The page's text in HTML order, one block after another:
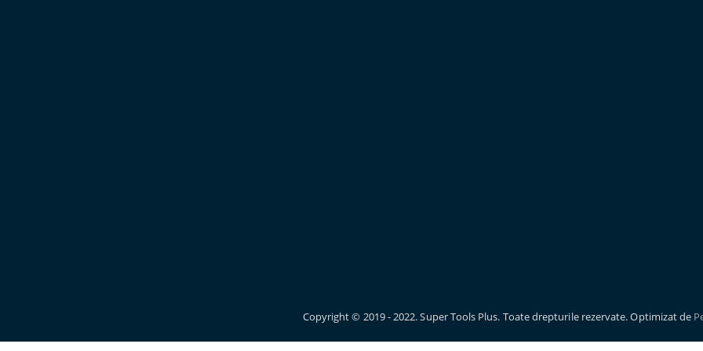
Copyright © 2019 - 2022. Super Tools Plus. Toate drepturile rezervate. Optimizat de